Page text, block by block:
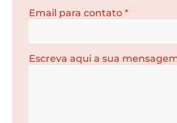
Email para contato *
Escreva aqui a sua